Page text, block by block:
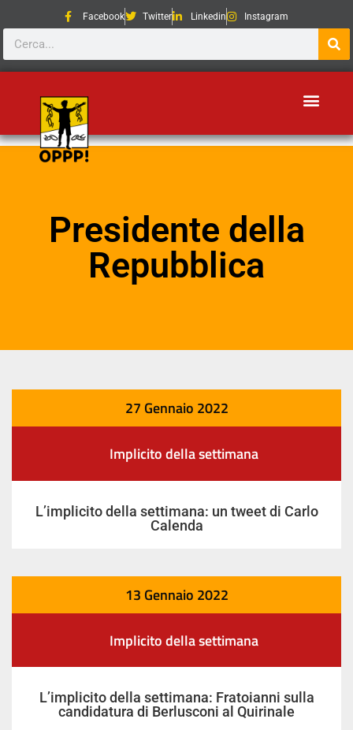
Facebook Twitter Linkedin Instagram
Presidente della
Repubblica
27 Gennaio 2022
Implicito della settimana
L’implicito della settimana: un tweet di Carlo
Calenda
13 Gennaio 2022
Implicito della settimana
L’implicito della settimana: Fratoianni sulla
candidatura di Berlusconi al Quirinale